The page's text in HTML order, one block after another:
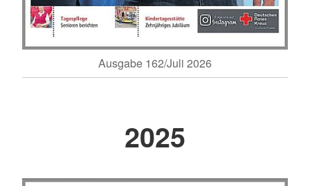
Ausgabe 162/Juli 2026
2025